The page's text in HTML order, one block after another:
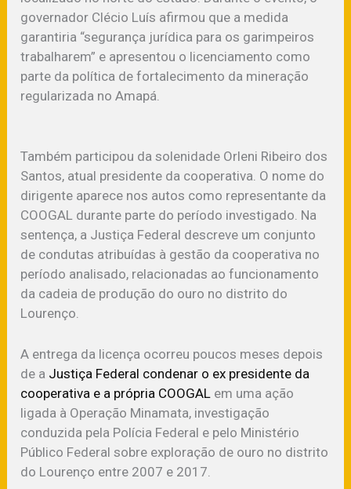
governador Clécio Luís afirmou que a medida
garantiria “segurança jurídica para os garimpeiros
trabalharem” e apresentou o licenciamento como
parte da política de fortalecimento da mineração
regularizada no Amapá.
Também participou da solenidade Orleni Ribeiro dos
Santos, atual presidente da cooperativa. O nome do
dirigente aparece nos autos como representante da
COOGAL durante parte do período investigado. Na
sentença, a Justiça Federal descreve um conjunto
de condutas atribuídas à gestão da cooperativa no
período analisado, relacionadas ao funcionamento
da cadeia de produção do ouro no distrito do
Lourenço.
A entrega da licença ocorreu poucos meses depois
de a Justiça Federal condenar o ex presidente da
cooperativa e a própria COOGAL em uma ação
ligada à Operação Minamata, investigação
conduzida pela Polícia Federal e pelo Ministério
Público Federal sobre exploração de ouro no distrito
do Lourenço entre 2007 e 2017.